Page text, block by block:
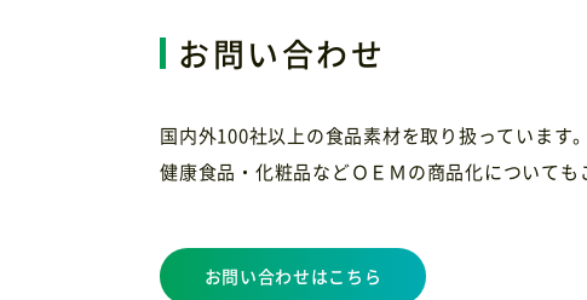
お問い合わせ
国内外100社以上の食品素材を取り扱っています
健康食品・化粧品などＯＥＭの商品化についても
お問い合わせはこちら